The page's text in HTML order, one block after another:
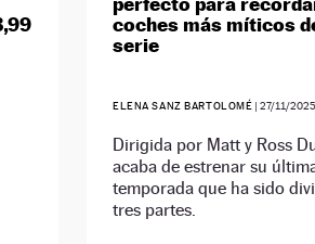
coches más míticos
serie
ELENA SANZ BARTOLOMÉ |27/11/
Dirigida por Matt y Ross
acaba de estrenar su
temporada que ha sido
tres partes.